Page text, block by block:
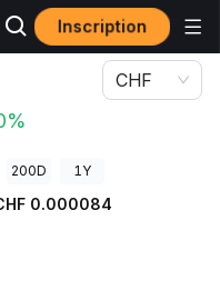
Inscription
CHF
200D 1Y
0.000084